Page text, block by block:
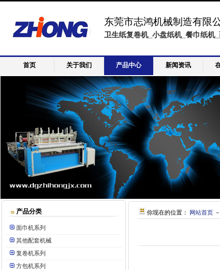
东莞市志鸿机械制造有限
卫生纸复卷机_小盘纸机_餐巾纸机
首页 关于我们 产品中心 新闻资讯
产品分类
面巾机系列
其他配套机械
复卷机系列
方包机系列
你现在的位置： 网站首页